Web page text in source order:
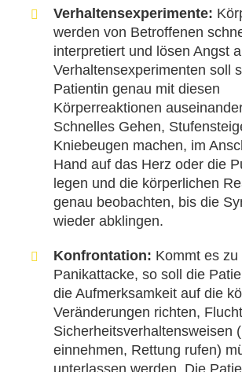
Verhaltensexperimente:
werden von Betroffenen
interpretiert und lösen Angst
Verhaltensexperimenten soll
Patientin genau mit diesen
Körperreaktionen
Schnelles Gehen,
Kniebeugen machen, im
Hand auf das Herz oder die
legen und die körperlichen
genau beobachten, bis die
wieder abklingen.
Konfrontation: Kommt es zu
Panikattacke, so soll die
die Aufmerksamkeit auf die
Veränderungen richten,
Sicherheitsverhaltensweisen
einnehmen, Rettung rufen)
unterlassen werden. Die